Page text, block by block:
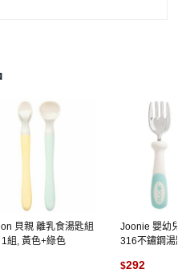
貝親 離乳食湯匙組
1組, 黃色+綠色
Joonie 嬰幼兒
316不鏽鋼湯匙
$292